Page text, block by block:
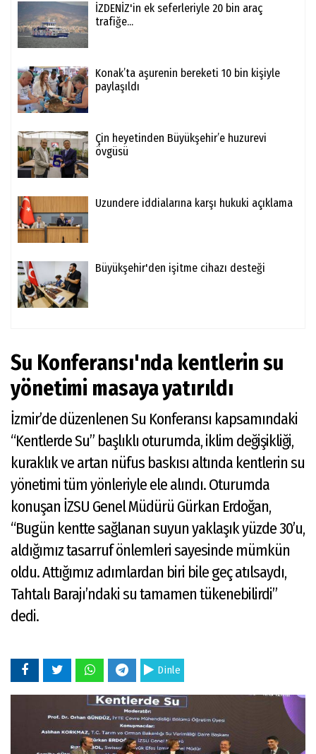
İZDENİZ'in ek seferleriyle 20 bin araç
trafiğe...
Konak’ta aşurenin bereketi 10 bin kişiyle
paylaşıldı
Çin heyetinden Büyükşehir’e huzurevi
övgüsü
Uzundere iddialarına karşı hukuki açıklama
Büyükşehir'den işitme cihazı desteği
Su Konferansı'nda kentlerin su
yönetimi masaya yatırıldı
İzmir’de düzenlenen Su Konferansı kapsamındaki
“Kentlerde Su” başlıklı oturumda, iklim değişikliği,
kuraklık ve artan nüfus baskısı altında kentlerin su
yönetimi tüm yönleriyle ele alındı. Oturumda
konuşan İZSU Genel Müdürü Gürkan Erdoğan,
“Bugün kentte sağlanan suyun yaklaşık yüzde 30’u,
aldığımız tasarruf önlemleri sayesinde mümkün
oldu. Attığımız adımlardan biri bile geç atılsaydı,
Tahtalı Barajı’ndaki su tamamen tükenebilirdi”
dedi.
Dinle